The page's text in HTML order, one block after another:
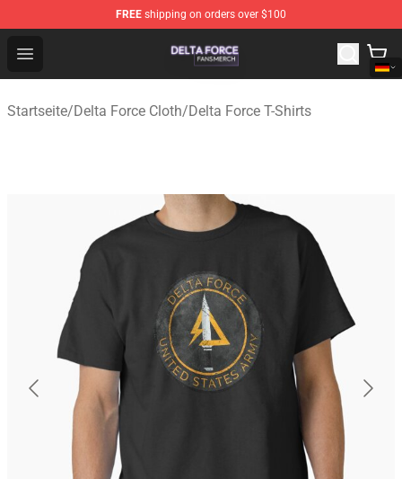
FREE shipping on orders over $100
Open menu
Delta Force Shop - Official Delta Force Merchandise
Startseite/Delta Force Cloth/Delta Force T-Shirts